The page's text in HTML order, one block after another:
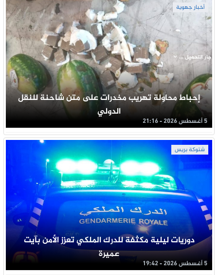
أخبار جهوية
إحباط محاولة تهريب مخدرات على متن شاحنة للنقل
الدولي
5 أغسطس 2026 - 21:16
شتوكة بريس
دوريات ليلية مكثفة للدرك الملكي تعزز الأمن بآيت
عميرة
5 أغسطس 2026 - 19:42
جار التحميل ...